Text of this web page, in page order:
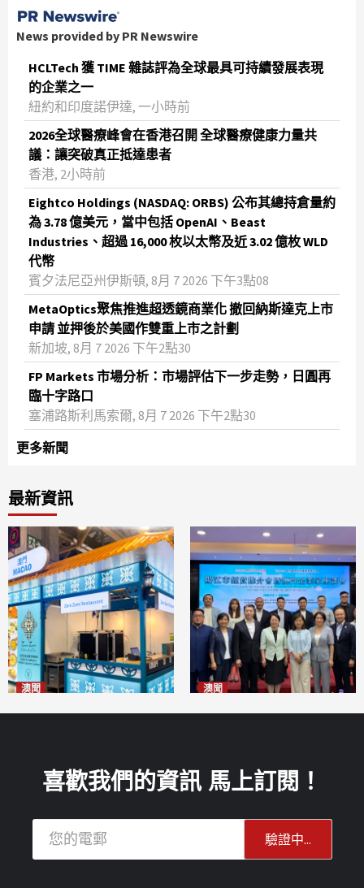
News provided by PR Newswire
HCLTech 獲 TIME 雜誌評為全球最具可持續發展表現
的企業之一
紐約和印度諾伊達, 一小時前
2026全球醫療峰會在香港召開 全球醫療健康力量共
議：讓突破真正抵達患者
香港, 2小時前
Eightco Holdings (NASDAQ: ORBS) 公布其總持倉量約
為 3.78 億美元，當中包括 OpenAI、Beast
Industries、超過 16,000 枚以太幣及近 3.02 億枚 WLD
代幣
賓夕法尼亞州伊斯頓, 8月 7 2026 下午3點08
MetaOptics聚焦推進超透鏡商業化 撤回納斯達克上市
申請 並押後於美國作雙重上市之計劃
新加坡, 8月 7 2026 下午2點30
FP Markets 市場分析：市場評估下一步走勢，日圓再
臨十字路口
塞浦路斯利馬索爾, 8月 7 2026 下午2點30
更多新聞
最新資訊
澳聞 澳聞
喜歡我們的資訊 馬上訂閱！